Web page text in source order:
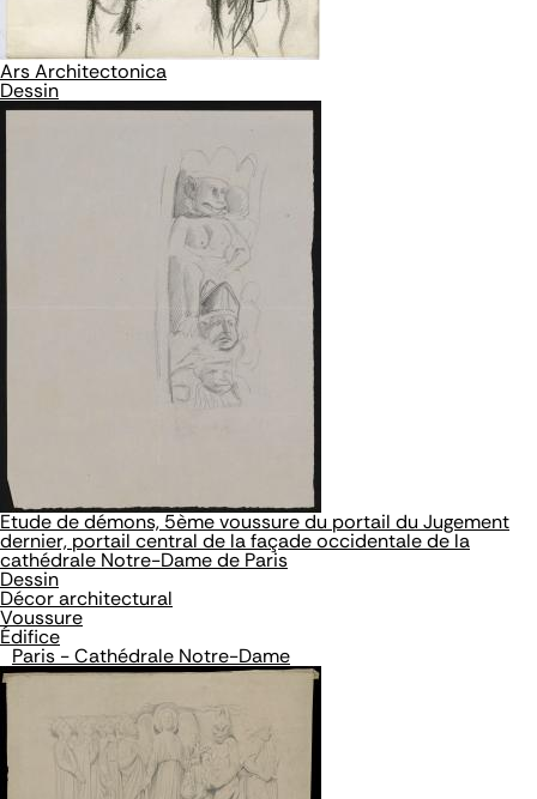
Ars Architectonica
Dessin
Etude de démons, 5ème voussure du portail du Jugement
dernier, portail central de la façade occidentale de la
cathédrale Notre-Dame de Paris
Dessin
Décor architectural
Voussure
Édifice
Paris - Cathédrale Notre-Dame